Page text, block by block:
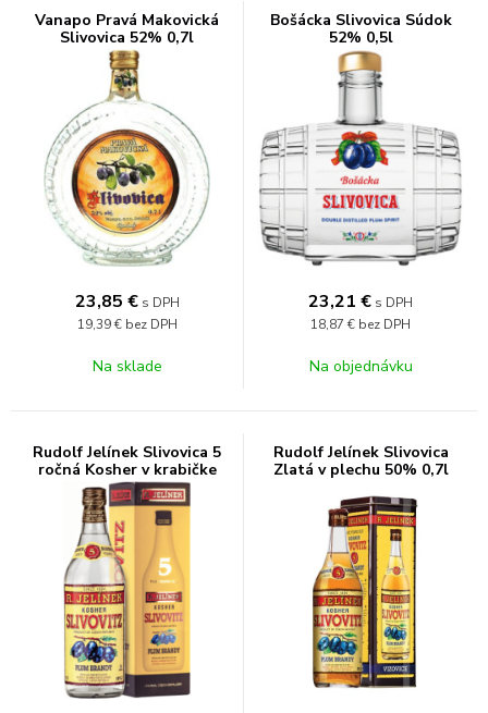
Vanapo Pravá Makovická
Slivovica 52% 0,7l
23,85 € s DPH
19,39 € bez DPH
Na sklade
Bošácka Slivovica Súdok
52% 0,5l
23,21 € s DPH
18,87 € bez DPH
Na objednávku
Rudolf Jelínek Slivovica 5
ročná Kosher v krabičke
50% 0,7l
Rudolf Jelínek Slivovica
Zlatá v plechu 50% 0,7l